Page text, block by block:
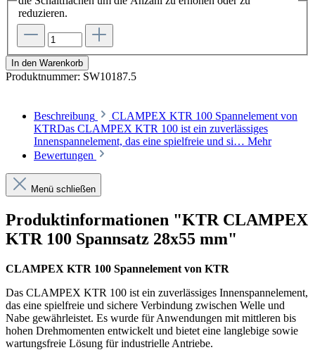
reduzieren.
In den Warenkorb
Produktnummer: SW10187.5
Beschreibung
CLAMPEX KTR 100 Spannelement von
KTRDas CLAMPEX KTR 100 ist ein zuverlässiges
Innenspannelement, das eine spielfreie und si… Mehr
Bewertungen
Menü schließen
Produktinformationen "KTR CLAMPEX
KTR 100 Spannsatz 28x55 mm"
CLAMPEX KTR 100 Spannelement von KTR
Das CLAMPEX KTR 100 ist ein zuverlässiges Innenspannelement,
das eine spielfreie und sichere Verbindung zwischen Welle und
Nabe gewährleistet. Es wurde für Anwendungen mit mittleren bis
hohen Drehmomenten entwickelt und bietet eine langlebige sowie
wartungsfreie Lösung für industrielle Antriebe.